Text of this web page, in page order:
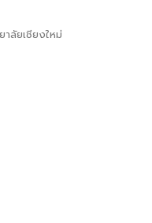
ลัยเชียงใหม่